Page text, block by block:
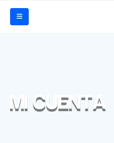
MI CUENTA